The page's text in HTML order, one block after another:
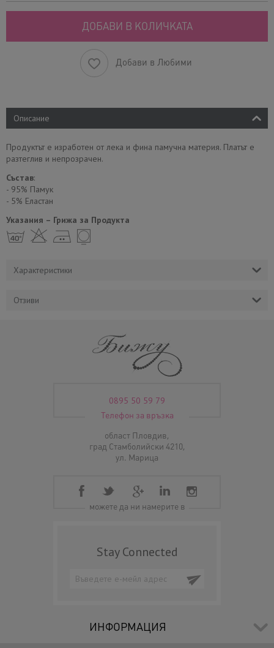
ДОБАВИ В КОЛИЧКАТА
Добави в Любими
Описание
Продуктът е изработен от лека и фина памучна материя. Платът е
разтеглив и непрозрачен.
Състав:
- 95% Памук
- 5% Еластан
Указания – Грижа за Продукта
h H E Y
Характеристики
Отзиви
0895 50 59 79
Телефон за връзка
област Пловдив,
град Стамболийски 4210,
ул. Марица
можете да ни намерите в
Stay Connected
ИНФОРМАЦИЯ